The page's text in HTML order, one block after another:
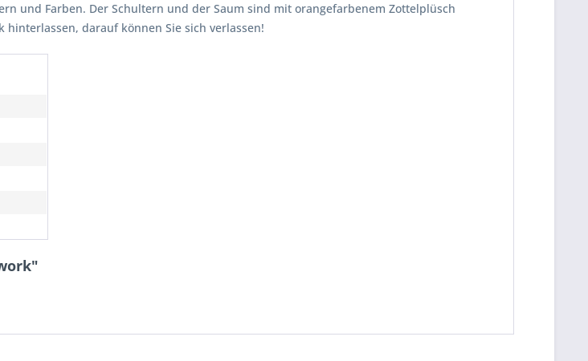
und Farben. Der Schultern und der Saum sind mit orangefarbenem Zottelplüsch
hinterlassen, darauf können Sie sich verlassen!